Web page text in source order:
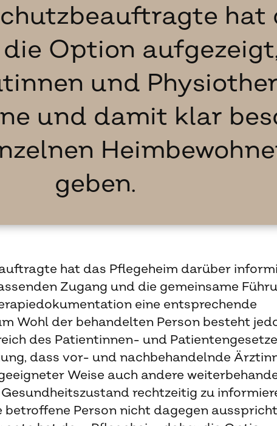
hat
Option
und
und damit klar
geben.
hat das Pflegeheim darüber
Zugang und die gemeinsame
eine entsprechende
Wohl der behandelten Person besteht
des Patientinnen- und
dass vor- und nachbehandelnde
Weise auch andere
rechtzeitig zu
betroffene Person nicht dagegen